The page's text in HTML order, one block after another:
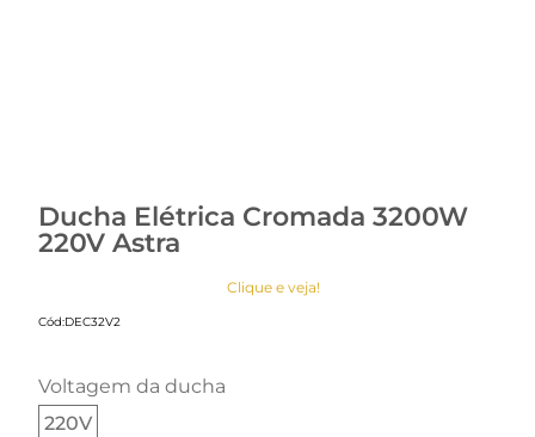
Ducha Elétrica Cromada 3200W
220V Astra
Clique e veja!
Cód:DEC32V2
voltagem da ducha
220V